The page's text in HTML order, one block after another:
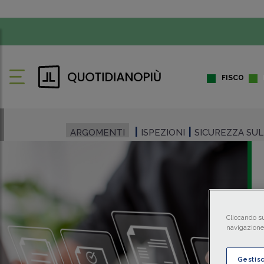
FISCO
ARGOMENTI ISPEZIONI SICUREZZA
Cliccando